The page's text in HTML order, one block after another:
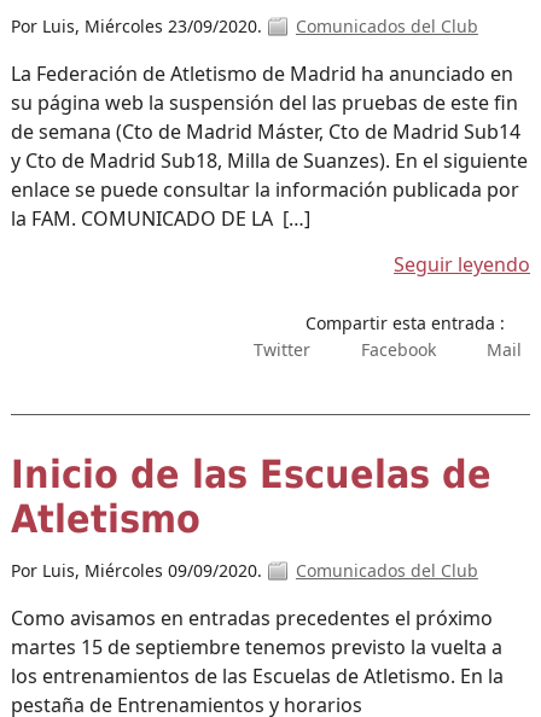
Por Luis, Miércoles 23/09/2020. Comunicados del Club
La Federación de Atletismo de Madrid ha anunciado en
su página web la suspensión del las pruebas de este fin
de semana (Cto de Madrid Máster, Cto de Madrid Sub14
y Cto de Madrid Sub18, Milla de Suanzes). En el siguiente
enlace se puede consultar la información publicada por
la FAM. COMUNICADO DE LA […]
Seguir leyendo
Compartir esta entrada :
Twitter
Facebook Mail
Inicio de las Escuelas de
Atletismo
Por Luis, Miércoles 09/09/2020. Comunicados del Club
Como avisamos en entradas precedentes el próximo
martes 15 de septiembre tenemos previsto la vuelta a
los entrenamientos de las Escuelas de Atletismo. En la
pestaña de Entrenamientos y horarios